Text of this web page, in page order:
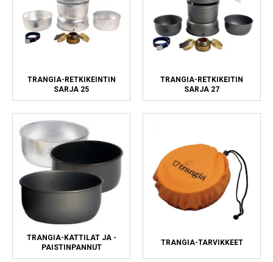
Tarjoukset
TRANGIA-RETKIKEINTIN
SARJA 25
TRANGIA-RETKIKEITIN
SARJA 27
TRANGIA-KATTILAT JA -
PAISTINPANNUT
TRANGIA-TARVIKKEET